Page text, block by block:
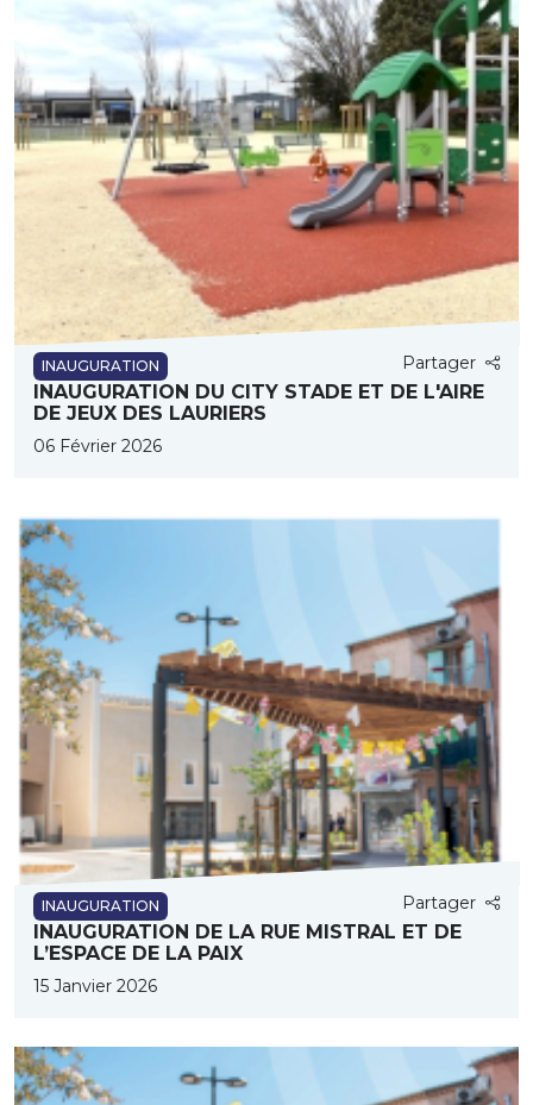
INAUGURATION Partager
INAUGURATION DU CITY STADE ET DE L'AIRE
DE JEUX DES LAURIERS
06 Février 2026
INAUGURATION Partager
INAUGURATION DE LA RUE MISTRAL ET DE
L’ESPACE DE LA PAIX
15 Janvier 2026